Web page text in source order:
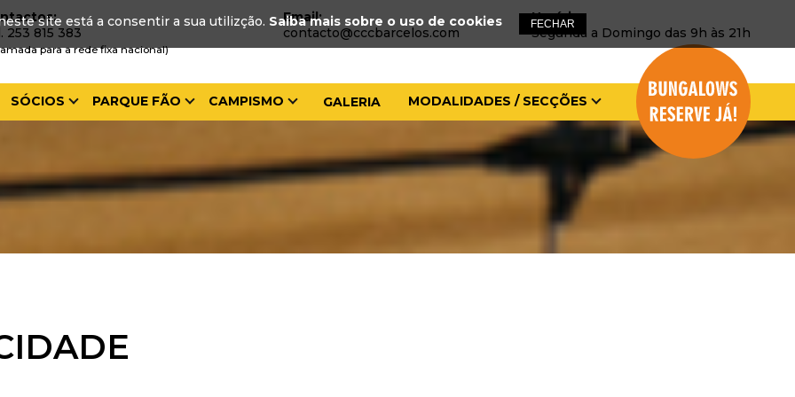
253 815 383
para a rede fixa nacional)
Email:
contacto@cccbarcelos.com
Horário:
Segunda a Domingo das 9h às 21h
SÓCIOS PARQUE FÃO CAMPISMO GALERIA MODALIDADES / SECÇÕES
site está a consentir a sua utilizção. Saiba mais sobre o uso de cookies